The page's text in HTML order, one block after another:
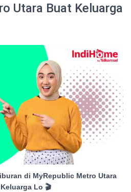
Utara Buat Keluarga
di MyRepublic Metro Utara
Lo 🎬